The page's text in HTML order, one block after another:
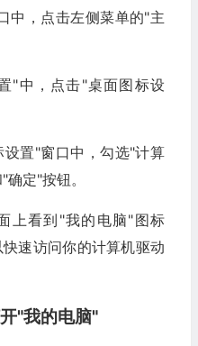
中，点击左侧菜单的"主
"中，点击"桌面图标设
置"窗口中，勾选"计算
定"按钮。
上看到"我的电脑"图标
速访问你的计算机驱动
"我的电脑"